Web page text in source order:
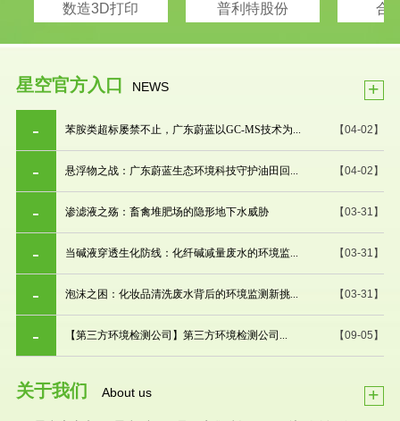
数造3D打印 普利特股份 合
星空官方入口 NEWS +
【04-02】
苯胺类超标屡禁不止，广东蔚蓝以GC-MS技术为...
【04-02】
悬浮物之战：广东蔚蓝生态环境科技守护油田回...
【03-31】
渗滤液之殇：畜禽堆肥场的隐形地下水威胁
【03-31】
当碱液穿透生化防线：化纤碱减量废水的环境监...
【03-31】
泡沫之困：化妆品清洗废水背后的环境监测新挑...
【09-05】
【第三方环境检测公司】第三方环境检测公司...
关于我们 About us +